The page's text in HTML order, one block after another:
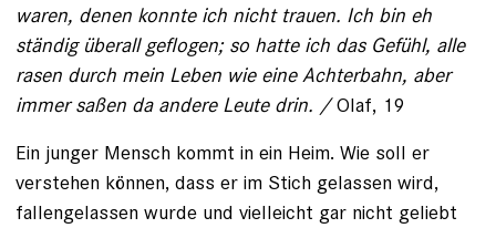
waren, denen konnte ich nicht trauen. Ich bin eh
ständig überall geflogen; so hatte ich das Gefühl, alle
rasen durch mein Leben wie eine Achterbahn, aber
immer saßen da andere Leute drin. /Olaf, 19
Ein junger Mensch kommt in ein Heim. Wie soll er
verstehen können, dass er im Stich gelassen wird,
fallengelassen wurde und vielleicht gar nicht geliebt